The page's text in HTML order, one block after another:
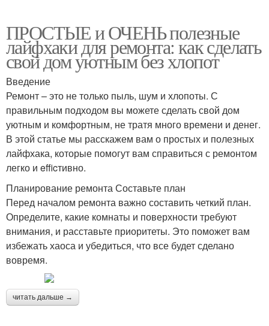
ПРОСТЫЕ и ОЧЕНЬ полезные
лайфхаки для ремонта: как сделать
свой дом уютным без хлопот
Введение
Ремонт – это не только пыль, шум и хлопоты. С
правильным подходом вы можете сделать свой дом
уютным и комфортным, не тратя много времени и денег.
В этой статье мы расскажем вам о простых и полезных
лайфхака, которые помогут вам справиться с ремонтом
легко и efficтивно.
Планирование ремонта Составьте план
Перед началом ремонта важно составить четкий план.
Определите, какие комнаты и поверхности требуют
внимания, и расставьте приоритеты. Это поможет вам
избежать хаоса и убедиться, что все будет сделано
вовремя.
читать дальше →